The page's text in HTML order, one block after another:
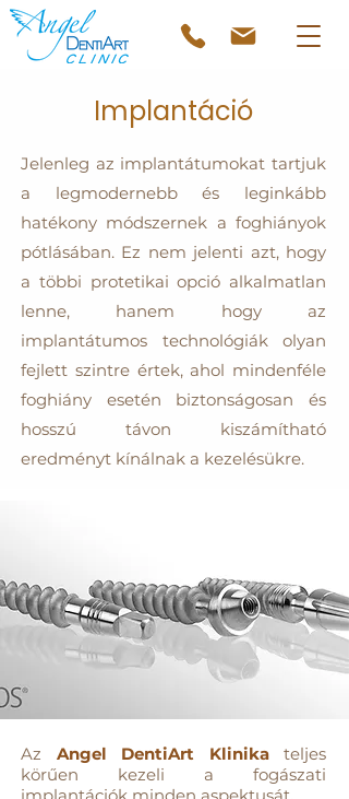
Implantáció
Jelenleg az implantátumokat tartjuk
a legmodernebb és leginkább
hatékony módszernek a foghiányok
pótlásában. Ez nem jelenti azt, hogy
a többi protetikai opció alkalmatlan
lenne, hanem hogy az
implantátumos technológiák olyan
fejlett szintre értek, ahol mindenféle
foghiány esetén biztonságosan és
hosszú távon kiszámítható
eredményt kínálnak a kezelésükre.
Az Angel DentiArt Klinikateljes
körűen kezeli a fogászati